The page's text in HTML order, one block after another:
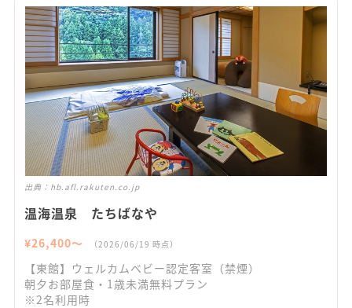
出典： hb.afl.rakuten.co.jp
温海温泉 たちばなや
¥26,400〜 （2026/06/19 時点）
【東館】ウェルカムベビー認定客室（禁煙）
朝夕お部屋食・1歳未満無料プラン
※2名利用時